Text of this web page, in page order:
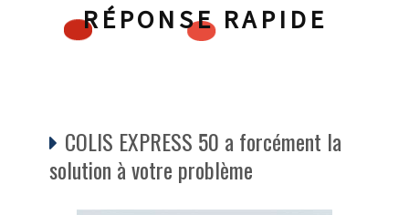
RÉPONSE RAPIDE
COLIS EXPRESS 50 a forcément la
solution à votre problème